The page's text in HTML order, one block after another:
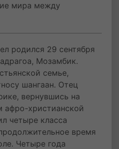
мира между
родился 29 сентября
Мозамбик.
семье,
шангаан. Отец
вернувшись на
афро-христианской
четыре класса
время
Четыре года